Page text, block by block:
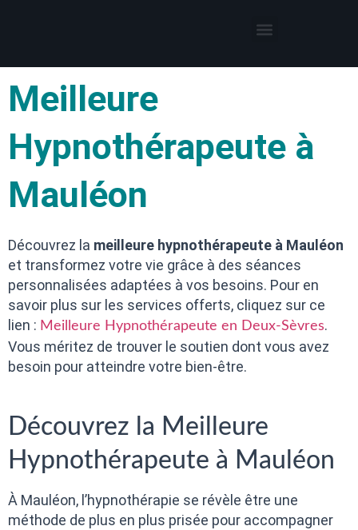
Meilleure
Hypnothérapeute à
Mauléon
Découvrez la meilleure hypnothérapeute à Mauléon
et transformez votre vie grâce à des séances
personnalisées adaptées à vos besoins. Pour en
savoir plus sur les services offerts, cliquez sur ce
lien : Meilleure Hypnothérapeute en Deux-Sèvres.
Vous méritez de trouver le soutien dont vous avez
besoin pour atteindre votre bien-être.
Découvrez la Meilleure
Hypnothérapeute à Mauléon
À Mauléon, l’hypnothérapie se révèle être une
méthode de plus en plus prisée pour accompagner